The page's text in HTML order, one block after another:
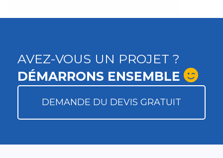
AVEZ-VOUS UN PROJET ?
DÉMARRONS ENSEMBLE
DEMANDE DU DEVIS GRATUIT